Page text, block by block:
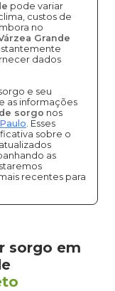
pode variar
custos de
no
Grande
dados
e seu
as informações
sorgo nos
. Esses
sobre o
as
recentes para
sorgo em